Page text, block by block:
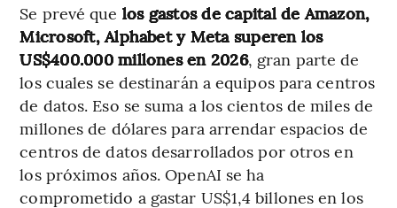
Se prevé que los gastos de capital de Amazon,
Microsoft, Alphabet y Meta superen los
US$400.000 millones en 2026, gran parte de
los cuales se destinarán a equipos para centros
de datos. Eso se suma a los cientos de miles de
millones de dólares para arrendar espacios de
centros de datos desarrollados por otros en
los próximos años. OpenAI se ha
comprometido a gastar US$1,4 billones en los